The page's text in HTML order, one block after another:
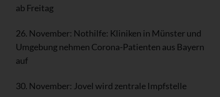
ab Freitag
26. November: Nothilfe: Kliniken in Münster und
Umgebung nehmen Corona-Patienten aus Bayern
auf
30. November: Jovel wird zentrale Impfstelle